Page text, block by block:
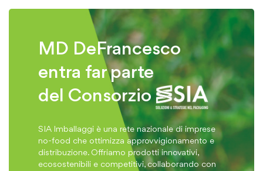
MD DeFrancesco
entra far parte
del Consorzio
SIA Imballaggi è una rete nazionale di imprese
no-food che ottimizza approvvigionamento e
distribuzione. Offriamo prodotti innovativi,
ecosostenibili e competitivi, collaborando con